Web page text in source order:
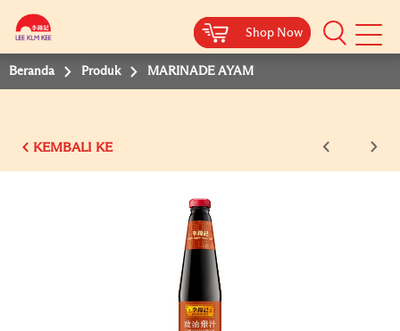
Shop Now
Shop Now
Beranda Produk MARINADE AYAM
KEMBALI KE